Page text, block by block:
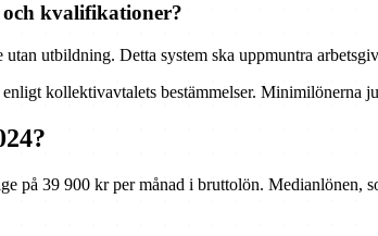
kvalifikationer?
utbildning. Detta system ska uppmuntra
kollektivavtalets bestämmelser. Minimilönerna
på 39 900 kr per månad i bruttolön. Medianlönen,